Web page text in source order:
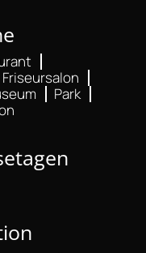
Friseursalon
Park